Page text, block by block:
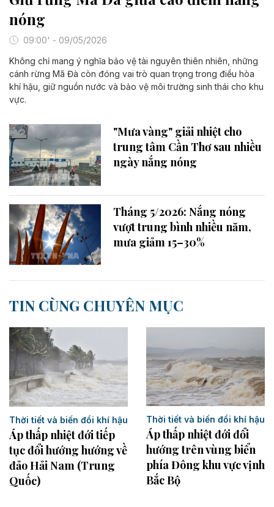
nóng
09:00' - 09/05/2026
Không chỉ mang ý nghĩa bảo vệ tài nguyên thiên nhiên, những
cánh rừng Mã Đà còn đóng vai trò quan trọng trong điều hòa
khí hậu, giữ nguồn nước và bảo vệ môi trường sinh thái cho khu
vực.
"Mưa vàng" giải nhiệt cho
trung tâm Cần Thơ sau nhiều
ngày nắng nóng
Tháng 5/2026: Nắng nóng
vượt trung bình nhiều năm,
mưa giảm 15–30%
TIN CÙNG CHUYÊN MỤC
Thời tiết và biến đổi khí hậu
Áp thấp nhiệt đới tiếp
tục đổi hướng hướng về
đảo Hải Nam (Trung
Quốc)
Thời tiết và biến đổi khí hậu
Áp thấp nhiệt đới đổi
hướng trên vùng biển
phía Đông khu vực vịnh
Bắc Bộ